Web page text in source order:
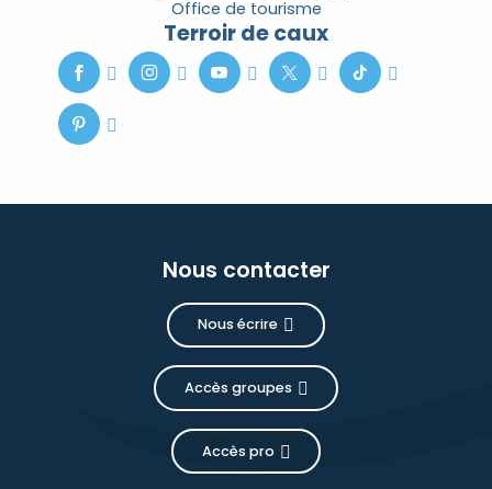
Office de tourisme
Terroir de caux
Nous contacter
Nous écrire
Accès groupes
Accès pro